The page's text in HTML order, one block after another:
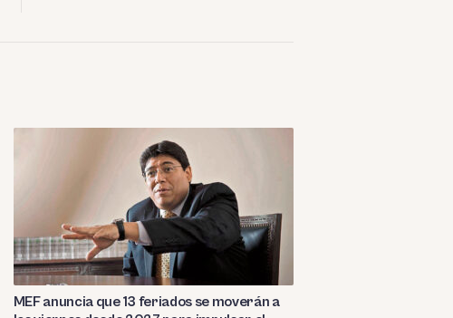
MEF anuncia que 13 feriados se moverán a